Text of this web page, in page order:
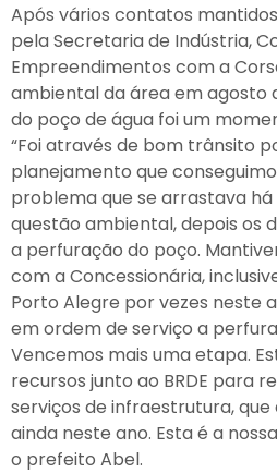
Após vários contatos
pela Secretaria de Indústria,
Empreendimentos com a
ambiental da área em agosto
do poço de água foi um
“Foi através de bom trânsito
planejamento que
problema que se arrastava há
questão ambiental, depois os
a perfuração do poço.
com a Concessionária,
Porto Alegre por vezes neste
em ordem de serviço a
Vencemos mais uma etapa.
recursos junto ao BRDE para
serviços de infraestrutura,
ainda neste ano. Esta é a
o prefeito Abel.